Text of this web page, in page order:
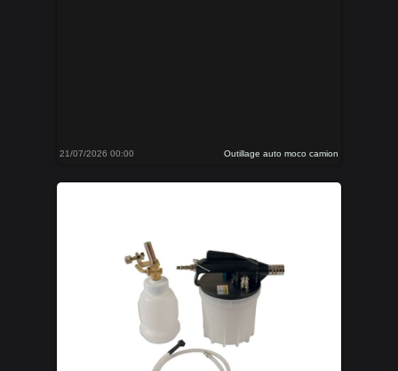
21/07/2026 00:00 Outillage auto moco camion